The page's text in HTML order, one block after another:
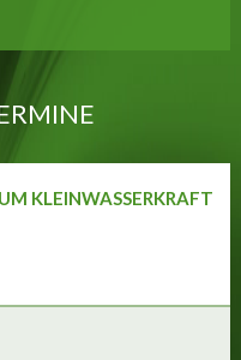
KLEINWASSERKRAFT